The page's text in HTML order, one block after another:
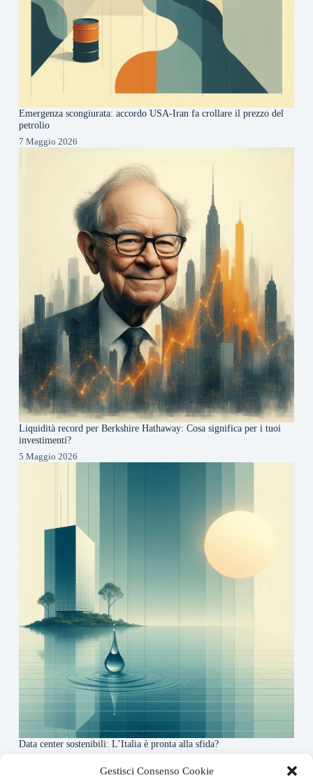
Gestisci Consenso Cookie
Emergenza scongiurata: accordo USA-Iran fa crollare il prezzo del
petrolio
7 Maggio 2026
Liquidità record per Berkshire Hathaway: Cosa significa per i tuoi
investimenti?
5 Maggio 2026
Data center sostenibili: L’Italia è pronta alla sfida?